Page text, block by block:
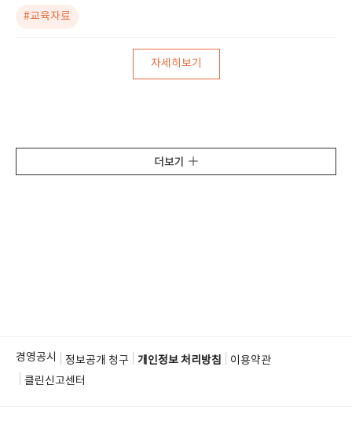
#교육자료
자세히보기
더보기
경영공시 정보공개 청구 개인정보 처리방침
이용약관
클린신고센터